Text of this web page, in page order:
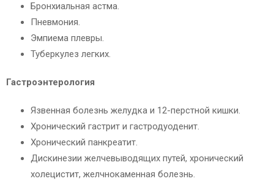
Бронхиальная астма.
Пневмония.
Эмпиема плевры.
Туберкулез легких.
Гастроэнтерология
Язвенная болезнь желудка и 12-перстной кишки.
Хронический гастрит и гастродуоденит.
Хронический панкреатит.
Дискинезии желчевыводящих путей, хронический
холецистит, желчнокаменная болезнь.